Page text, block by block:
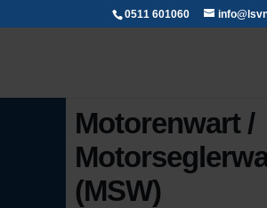
0511 601060
Motorenwart /
(MSW)